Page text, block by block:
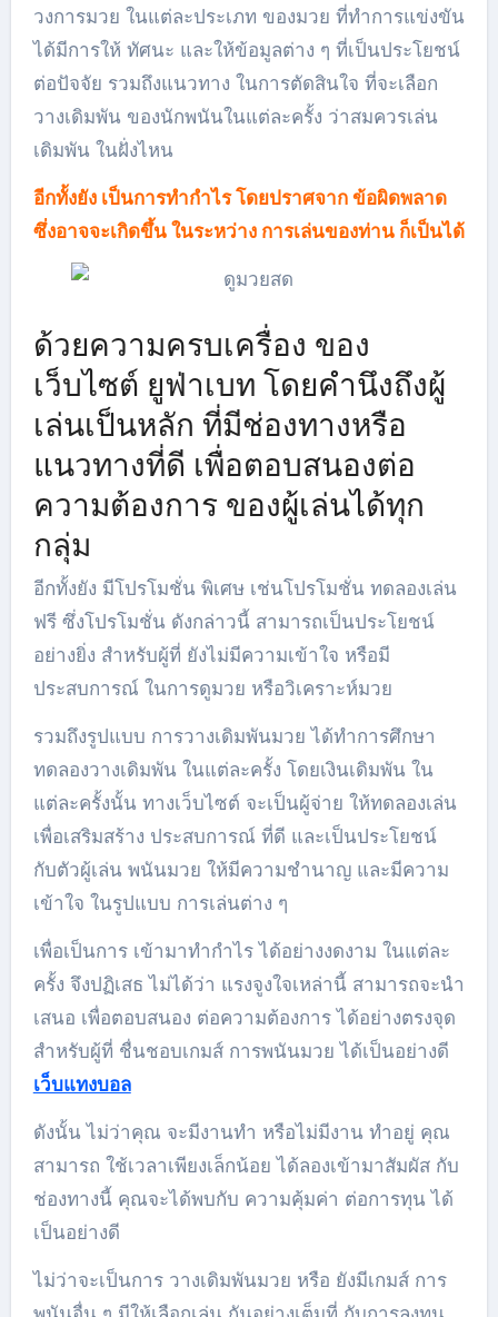
วงการมวย ในแต่ละประเภท ของมวย ที่ทำการแข่งขัน
ได้มีการให้ ทัศนะ และให้ข้อมูลต่าง ๆ ที่เป็นประโยชน์
ต่อปัจจัย รวมถึงแนวทาง ในการตัดสินใจ ที่จะเลือก
วางเดิมพัน ของนักพนันในแต่ละครั้ง ว่าสมควรเล่น
เดิมพัน ในฝั่งไหน
อีกทั้งยัง เป็นการทำกำไร โดยปราศจาก ข้อผิดพลาด
ซึ่งอาจจะเกิดขึ้น ในระหว่าง การเล่นของท่าน ก็เป็นได้
ด้วยความครบเครื่อง ของ
เว็บไซต์ ยูฟ่าเบท โดยคำนึงถึงผู้
เล่นเป็นหลัก ที่มีช่องทางหรือ
แนวทางที่ดี เพื่อตอบสนองต่อ
ความต้องการ ของผู้เล่นได้ทุก
กลุ่ม
อีกทั้งยัง มีโปรโมชั่น พิเศษ เช่นโปรโมชั่น ทดลองเล่น
ฟรี ซึ่งโปรโมชั่น ดังกล่าวนี้ สามารถเป็นประโยชน์
อย่างยิ่ง สำหรับผู้ที่ ยังไม่มีความเข้าใจ หรือมี
ประสบการณ์ ในการดูมวย หรือวิเคราะห์มวย
รวมถึงรูปแบบ การวางเดิมพันมวย ได้ทำการศึกษา
ทดลองวางเดิมพัน ในแต่ละครั้ง โดยเงินเดิมพัน ใน
แต่ละครั้งนั้น ทางเว็บไซต์ จะเป็นผู้จ่าย ให้ทดลองเล่น
เพื่อเสริมสร้าง ประสบการณ์ ที่ดี และเป็นประโยชน์
กับตัวผู้เล่น พนันมวย ให้มีความชำนาญ และมีความ
เข้าใจ ในรูปแบบ การเล่นต่าง ๆ
เพื่อเป็นการ เข้ามาทำกำไร ได้อย่างงดงาม ในแต่ละ
ครั้ง จึงปฏิเสธ ไม่ได้ว่า แรงจูงใจเหล่านี้ สามารถจะนำ
เสนอ เพื่อตอบสนอง ต่อความต้องการ ได้อย่างตรงจุด
สำหรับผู้ที่ ชื่นชอบเกมส์ การพนันมวย ได้เป็นอย่างดี
เว็บแทงบอล
ดังนั้น ไม่ว่าคุณ จะมีงานทำ หรือไม่มีงาน ทำอยู่ คุณ
สามารถ ใช้เวลาเพียงเล็กน้อย ได้ลองเข้ามาสัมผัส กับ
ช่องทางนี้ คุณจะได้พบกับ ความคุ้มค่า ต่อการทุน ได้
เป็นอย่างดี
ไม่ว่าจะเป็นการ วางเดิมพันมวย หรือ ยังมีเกมส์ การ